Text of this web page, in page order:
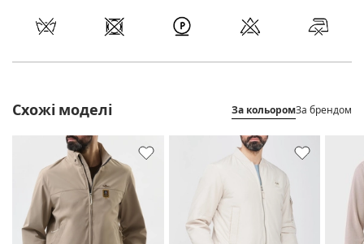
Схожі моделі За кольоромЗа брендом